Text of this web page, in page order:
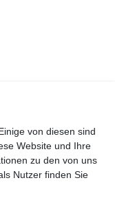
Shop.
von diesen sind
Website und Ihre
zu den von uns
Nutzer finden Sie